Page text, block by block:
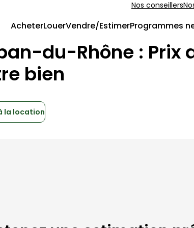
Nos conseillers
AcheterLouerVendre/EstimerProgrammes
du-Rhône: Prix
bien
la location